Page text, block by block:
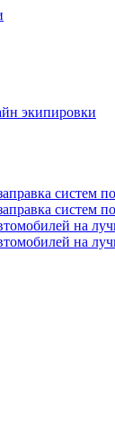
экипировки
систем
систем
на
на